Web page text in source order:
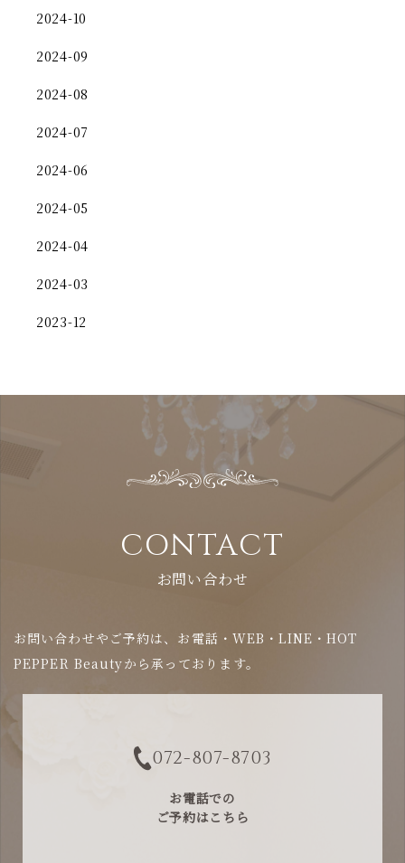
2024-10
2024-09
2024-08
2024-07
2024-06
2024-05
2024-04
2024-03
2023-12
CONTACT
お問い合わせ
お問い合わせやご予約は、お電話・WEB・LINE・HOT
PEPPER Beautyから承っております。
072-807-8703
お電話での
ご予約はこちら